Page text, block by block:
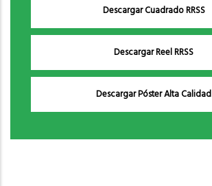
Descargar Cuadrado RRSS
Descargar Reel RRSS
Descargar Póster Alta Calidad